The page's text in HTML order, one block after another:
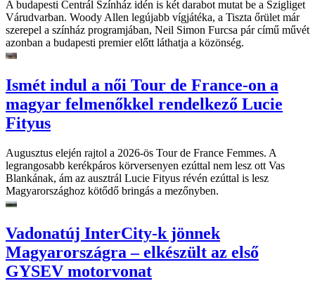
A budapesti Centrál Színház idén is két darabot mutat be a Szigliget
Várudvarban. Woody Allen legújabb vígjátéka, a Tiszta őrület már
szerepel a színház programjában, Neil Simon Furcsa pár című művét
azonban a budapesti premier előtt láthatja a közönség.
Ismét indul a női Tour de France-on a
magyar felmenőkkel rendelkező Lucie
Fityus
Augusztus elején rajtol a 2026-ös Tour de France Femmes. A
legrangosabb kerékpáros körversenyen ezúttal nem lesz ott Vas
Blankának, ám az ausztrál Lucie Fityus révén ezúttal is lesz
Magyarországhoz kötődő bringás a mezőnyben.
Vadonatúj InterCity-k jönnek
Magyarországra – elkészült az első
GYSEV motorvonat